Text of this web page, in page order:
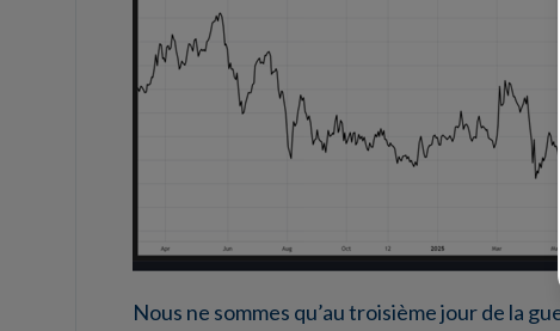
Nous ne sommes qu’au troisième jour de la